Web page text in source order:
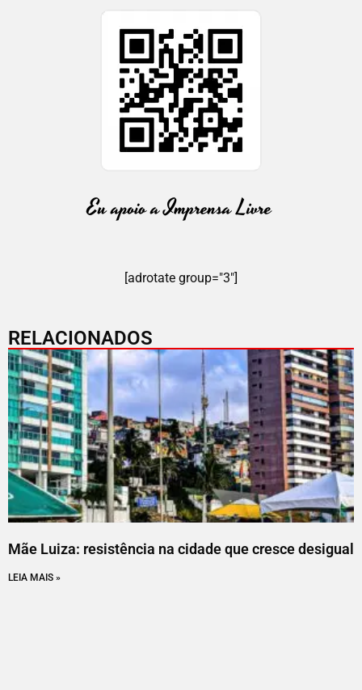
[adrotate group="3"]
RELACIONADOS
Mãe Luiza: resistência na cidade que cresce desigual
LEIA MAIS »